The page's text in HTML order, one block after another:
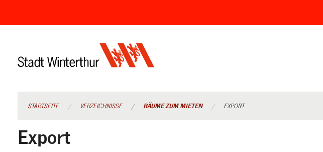
überspringen
STARTSEITE VERZEICHNISSE RÄUME ZUM MIETEN EXPORT
Export